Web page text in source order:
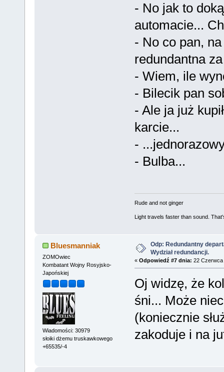
- No jak to
automacie...
- No co pan, na
redundantna
- Wiem, ile
- Bilecik pan
- Ale ja już
karcie...
-
- Bulba...
Rude and not ginger
Light travels faster than sound.
Bluesmanniak
ZOMOwiec
Kombatant Wojny Rosyjsko-
Japońskiej
Wiadomości: 30979
słoiki dżemu truskawkowego
+65535/-4
Odp: Redundantny
Wydział redundancji.
« Odpowiedź #7 dnia: 22 Czerwca
Oj widzę, że
śni... Może
(koniecznie
zakoduje i na